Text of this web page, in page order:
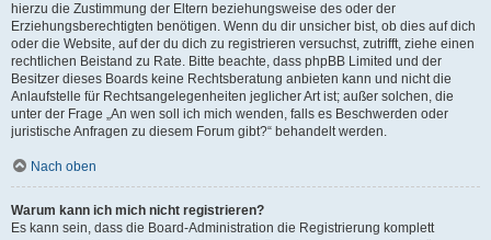
hierzu die Zustimmung der Eltern beziehungsweise des oder der
Erziehungsberechtigten benötigen. Wenn du dir unsicher bist, ob dies auf dich
oder die Website, auf der du dich zu registrieren versuchst, zutrifft, ziehe einen
rechtlichen Beistand zu Rate. Bitte beachte, dass phpBB Limited und der
Besitzer dieses Boards keine Rechtsberatung anbieten kann und nicht die
Anlaufstelle für Rechtsangelegenheiten jeglicher Art ist; außer solchen, die
unter der Frage „An wen soll ich mich wenden, falls es Beschwerden oder
juristische Anfragen zu diesem Forum gibt?“ behandelt werden.
Nach oben
Warum kann ich mich nicht registrieren?
Es kann sein, dass die Board-Administration die Registrierung komplett